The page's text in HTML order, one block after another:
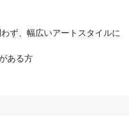
ず、幅広いアートスタイルに
ある方